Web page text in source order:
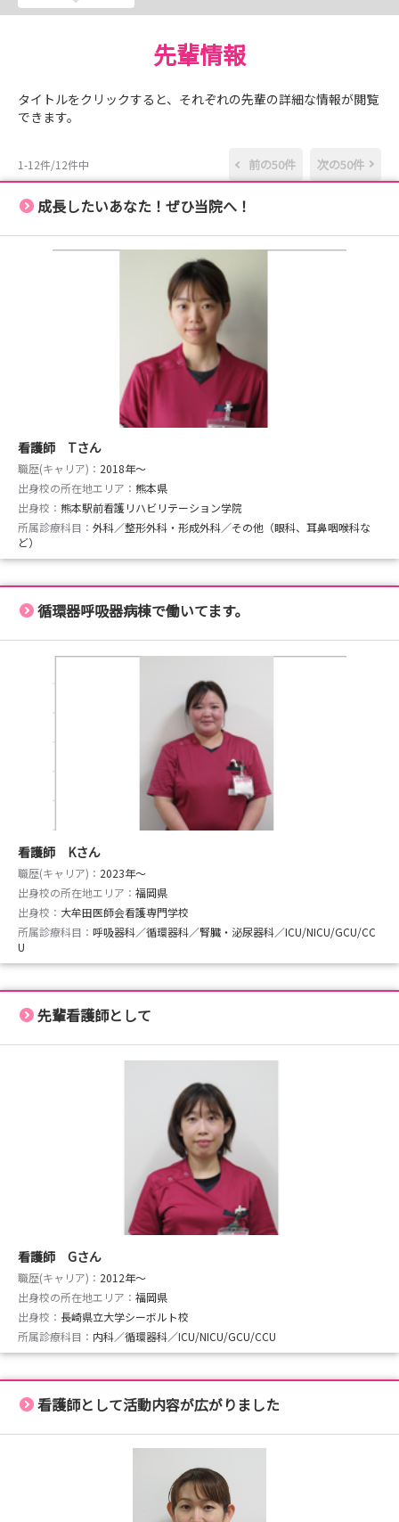
💰 参加無料
✅ 病棟見学
✅ 看護体験
✅ 就職相談
見学だけではわからない
「職場のリアル」を体験できます✨
27卒・28卒の方も大歓迎！
🌱 3年間プリセプター制度
🌱 2年連続 新卒看護師離職ゼロ
🌱 急性期から回復期・障害者医療・在宅まで幅広く学べ
ます
📩 参加特典
お申し込みいただいた方へ
こんな方におすすめ
✔ 就職活動を始めたばかり
✔ 病院の雰囲気を知りたい
✔ 教育体制について聞いてみたい
✔ まずは情報収集から始めたい
＜27卒採用試験受付中＞
📅 7月11日（土）
📅 8月8日（土）
※詳細は就業体験当日にご案内します。
📩 お気軽にご参加ください！
まずは病院を知ることから始めませんか？
先輩情報
タイトルをクリックすると、それぞれの先輩の詳細な情報が閲覧
できます。
1-12件/12件中 前の50件 次の50件
成長したいあなた！ぜひ当院へ！
看護師 Tさん
職歴(キャリア)： 2018年〜
出身校の所在地エリア： 熊本県
出身校： 熊本駅前看護リハビリテーション学院
所属診療科目： 外科／整形外科・形成外科／その他（眼科、耳鼻咽喉科な
ど）
循環器呼吸器病棟で働いてます。
看護師 Kさん
職歴(キャリア)： 2023年〜
出身校の所在地エリア： 福岡県
出身校： 大牟田医師会看護専門学校
所属診療科目： 呼吸器科／循環器科／腎臓・泌尿器科／ICU/NICU/GCU/CC
U
先輩看護師として
看護師 Gさん
職歴(キャリア)： 2012年〜
出身校の所在地エリア： 福岡県
出身校： 長崎県立大学シーボルト校
所属診療科目： 内科／循環器科／ICU/NICU/GCU/CCU
看護師として活動内容が広がりました